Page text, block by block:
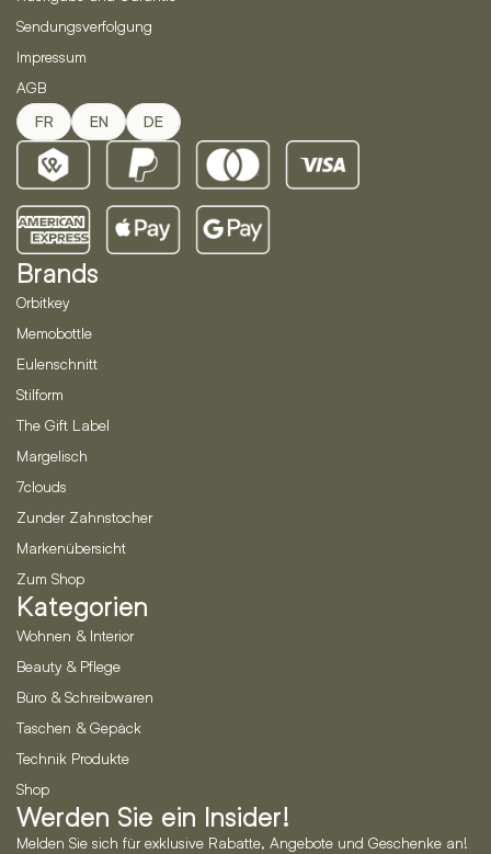
Sendungsverfolgung
Impressum
AGB
FR EN DE
Brands
Orbitkey
Memobottle
Eulenschnitt
Stilform
The Gift Label
Margelisch
7clouds
Zunder Zahnstocher
Markenübersicht
Zum Shop
Kategorien
Wohnen & Interior
Beauty & Pflege
Büro & Schreibwaren
Taschen & Gepäck
Technik Produkte
Shop
Werden Sie ein Insider!
Melden Sie sich für exklusive Rabatte, Angebote und Geschenke an!